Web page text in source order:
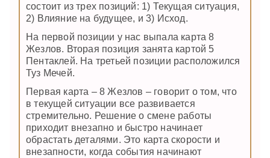
состоит из трех позиций: 1) Текущая ситуация,
2) Влияние на будущее, и 3) Исход.
На первой позиции у нас выпала карта 8
Жезлов. Вторая позиция занята картой 5
Пентаклей. На третьей позиции расположился
Туз Мечей.
Первая карта – 8 Жезлов – говорит о том, что
в текущей ситуации все развивается
стремительно. Решение о смене работы
приходит внезапно и быстро начинает
обрастать деталями. Это карта скорости и
внезапности, когда события начинают